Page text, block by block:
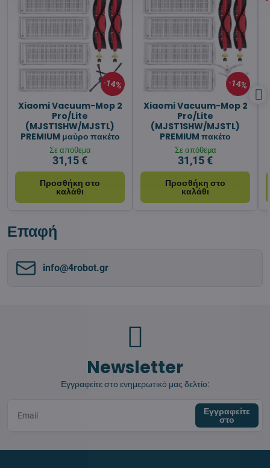
14%
Xiaomi Vacuum-Mop 2
Pro/Lite
(MJST1SHW/MJSTL)
PREMIUM μαύρο πακέτο
Σε απόθεμα
31,15 €
Προσθήκη στο
καλάθι
14%
Xiaomi Vacuum-Mop 2
Pro/Lite
(MJST1SHW/MJSTL)
PREMIUM πακέτο
Σε απόθεμα
31,15 €
Προσθήκη στο
καλάθι
Επαφή
info​@4robot​.gr
Newsletter
Εγγραφείτε στο ενημερωτικό μας δελτίο:
Εγγραφείτε
στο